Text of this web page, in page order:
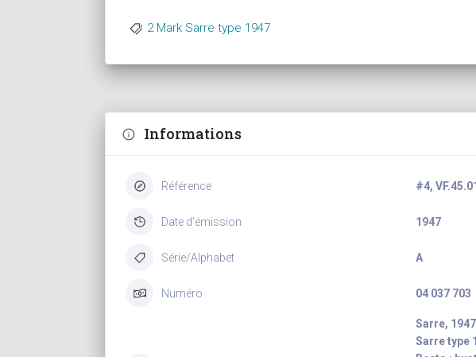
2 Mark Sarre type 1947
Informations
Référence #4,
Date d'émission 1947
Série/Alphabet A
Numéro 04 037 703
Sarre,
Sarre type